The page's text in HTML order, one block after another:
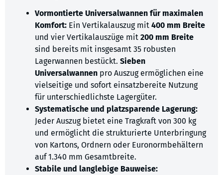
Vormontierte Universalwannen für maximalen
Komfort: Ein Vertikalauszug mit 400 mm Breite
und vier Vertikalauszüge mit 200 mm Breite
sind bereits mit insgesamt 35 robusten
Lagerwannen bestückt. Sieben
Universalwannen pro Auszug ermöglichen eine
vielseitige und sofort einsatzbereite Nutzung
für unterschiedlichste Lagergüter.
Systematische und platzsparende Lagerung:
Jeder Auszug bietet eine Tragkraft von 300 kg
und ermöglicht die strukturierte Unterbringung
von Kartons, Ordnern oder Euronormbehältern
auf 1.340 mm Gesamtbreite.
Stabile und langlebige Bauweise: